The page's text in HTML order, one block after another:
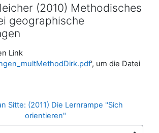
(2010) Methodisches
geographische
Link
', um die Datei
Sitte: (2011) Die Lernrampe "Sich
orientieren"